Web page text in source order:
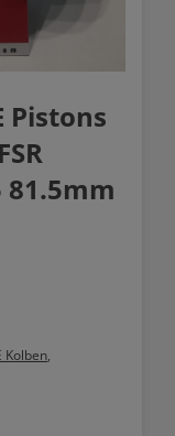
Pistons
81.5mm
Kolben,